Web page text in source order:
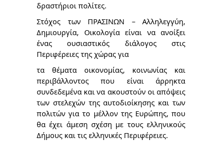
δραστήριοι πολίτες.
Στόχος των ΠΡΑΣΙΝΩΝ – Αλληλεγγύη,
Δημιουργία, Οικολογία είναι να ανοίξει
ένας ουσιαστικός διάλογος στις
Περιφέρειες της χώρας για
τα θέματα οικονομίας, κοινωνίας και
περιβάλλοντος που είναι άρρηκτα
συνδεδεμένα και να ακουστούν οι απόψεις
των στελεχών της αυτοδιοίκησης και των
πολιτών για το μέλλον της Ευρώπης, που
θα έχει άμεση σχέση με τους ελληνικούς
Δήμους και τις ελληνικές Περιφέρειες.